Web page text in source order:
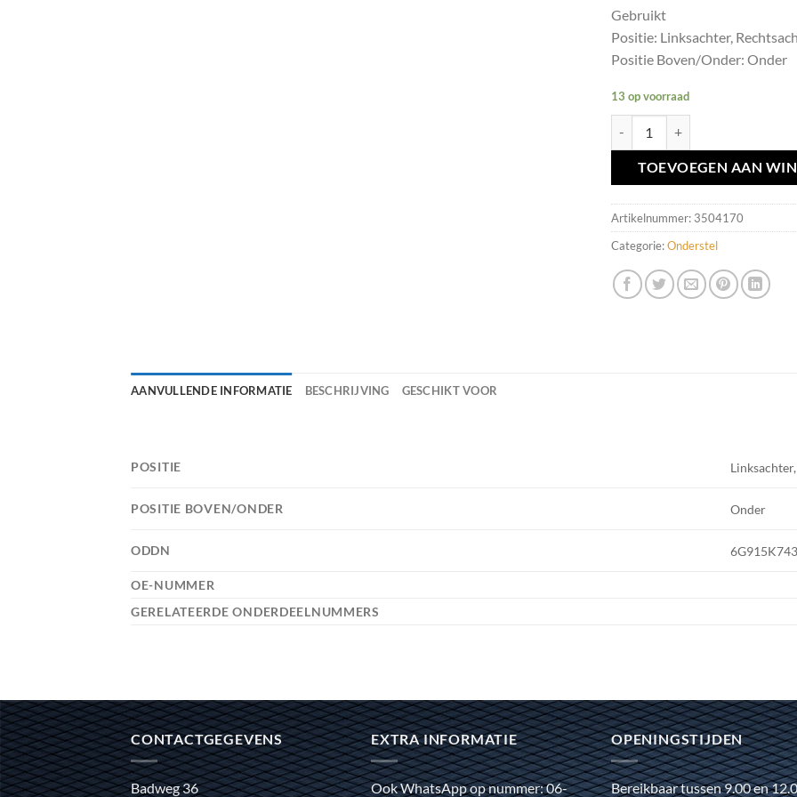
Gebruikt
Positie: Linksachter,
Positie Boven/Onder: Onder
13 op voorraad
TOEVOEGEN AAN
Artikelnummer: 3504170
Categorie:Onderstel
AANVULLENDE INFORMATIE BESCHRIJVING GESCHIKT VOOR
POSITIE
POSITIE BOVEN/ONDER Onder
ODDN 6G915K743
OE-NUMMER
GERELATEERDE ONDERDEELNUMMERS
CONTACTGEGEVENS
Badweg 36
EXTRA INFORMATIE
Ook WhatsApp op nummer: 06-
OPENINGSTIJDEN
Bereikbaar tussen 9.00 en